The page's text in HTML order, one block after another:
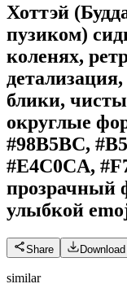
Хоттэй
пузиком)
коленях,
блики,
округлые
#98B5BC,
#E4C0CA,
прозрачный
улыбкой
Share Download
similar